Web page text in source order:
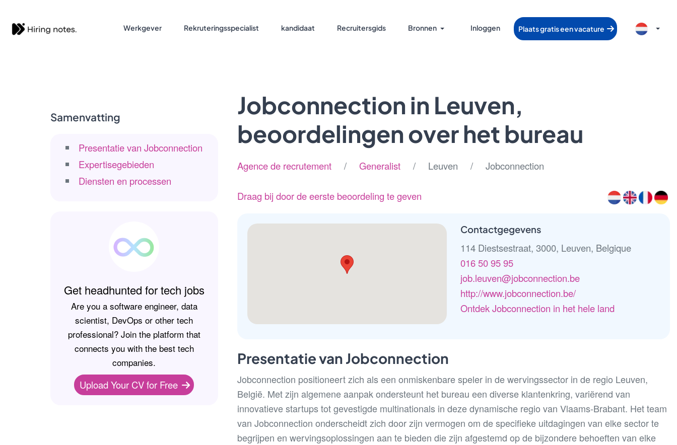
Werkgever Rekruteringsspecialist kandidaat Recruitersgids Bronnen Inloggen Plaats gratis een vacature
Jobconnection in Leuven,
beoordelingen over het bureau
Agence de recrutement / Generalist / Leuven / Jobconnection
Draag bij door de eerste beoordeling te geven
Contactgegevens
114 Diestsestraat, 3000, Leuven, Belgique
016 50 95 95
job.leuven@jobconnection.be
http://www.jobconnection.be/
Ontdek Jobconnection in het hele land
Presentatie van Jobconnection
Jobconnection positioneert zich als een onmiskenbare speler in de wervingssector in de regio Leuven,
België. Met zijn algemene aanpak ondersteunt het bureau een diverse klantenkring, variërend van
innovatieve startups tot gevestigde multinationals in deze dynamische regio van Vlaams-Brabant. Het team
van Jobconnection onderscheidt zich door zijn vermogen om de specifieke uitdagingen van elke sector te
begrijpen en wervingsoplossingen aan te bieden die zijn afgestemd op de bijzondere behoeften van elke
Samenvatting
Presentatie van Jobconnection
Expertisegebieden
Diensten en processen
Get headhunted for tech jobs
Are you a software engineer, data
scientist, DevOps or other tech
professional? Join the platform that
connects you with the best tech
companies.
Upload Your CV for Free